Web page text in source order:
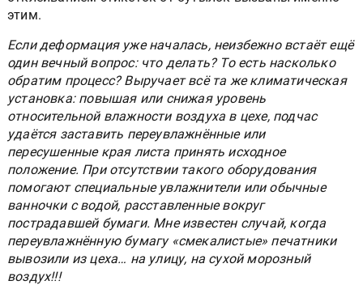
этим.
Если деформация уже началась, неизбежно встаёт ещё
один вечный вопрос: что делать? То есть насколько
обратим процесс? Выручает всё та же климатическая
установка: повышая или снижая уровень
относительной влажности воздуха в цехе, подчас
удаётся заставить переувлажнённые или
пересушенные края листа принять исходное
положение. При отсутствии такого оборудования
помогают специальные увлажнители или обычные
ванночки с водой, расставленные вокруг
пострадавшей бумаги. Мне известен случай, когда
переувлажнённую бумагу «смекалистые» печатники
вывозили из цеха… на улицу, на сухой морозный
воздух!!!